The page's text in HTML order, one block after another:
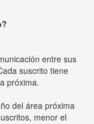
entre sus
suscrito tiene
próxima.
del área próxima
menor el